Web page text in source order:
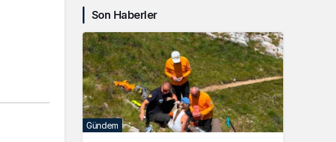
Gündüz Modu
Gündüz modunu seçin.
Gece Modu
Gece modunu seçin.
Son Haberler
Gündem